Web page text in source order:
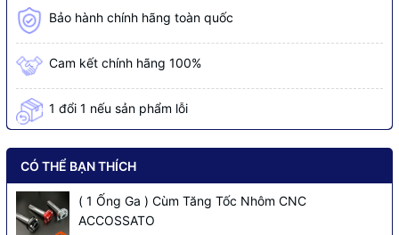
Bảo hành chính hãng toàn quốc
Cam kết chính hãng 100%
1 đổi 1 nếu sản phẩm lỗi
CÓ THỂ BẠN THÍCH
( 1 Ống Ga ) Cùm Tăng Tốc Nhôm CNC
ACCOSSATO